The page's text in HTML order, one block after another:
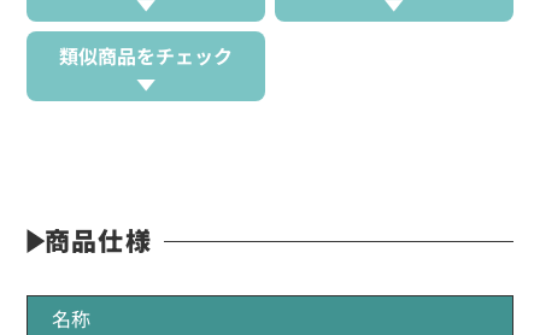
類似商品をチェック
商品仕様
名称